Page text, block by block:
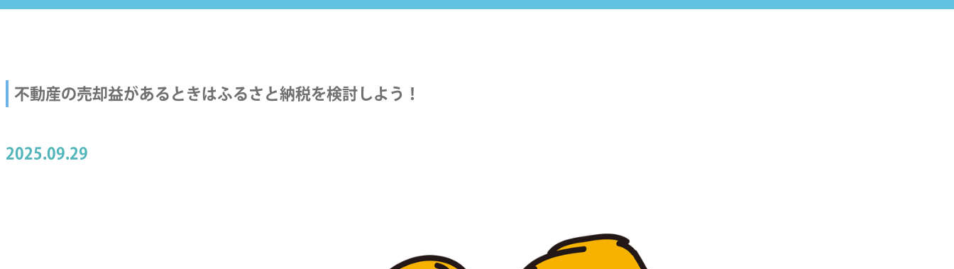
不動産の売却益があるときはふるさと納税を検討しよう！
2025.09.29